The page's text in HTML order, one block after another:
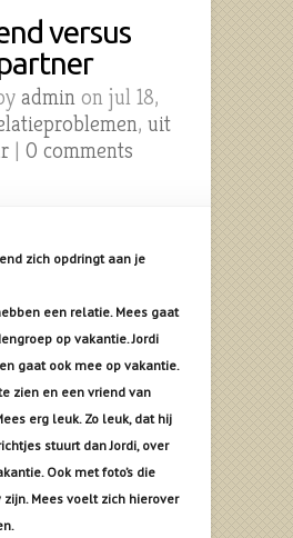
versus
admin on jul 18,
, uit
| 0 comments
zich opdringt aan je
een relatie. Mees gaat
op vakantie. Jordi
gaat ook mee op vakantie.
zien en een vriend van
erg leuk. Zo leuk, dat hij
stuurt dan Jordi, over
Ook met foto’s die
Mees voelt zich hierover